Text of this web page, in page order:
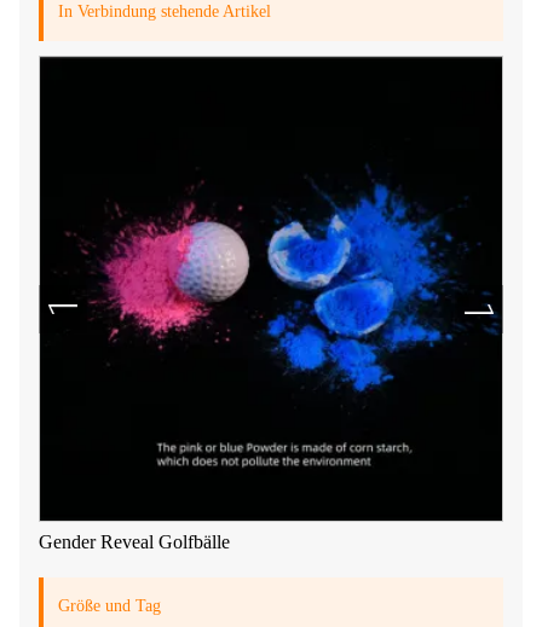
In Verbindung stehende Artikel
Gender Reveal Golfbälle
Größe und Tag